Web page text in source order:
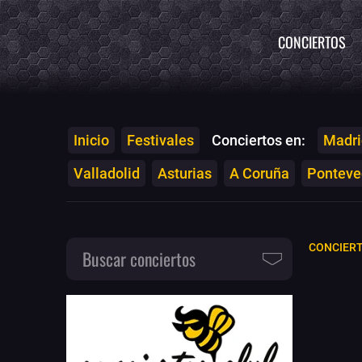
CONCIERTOS
Inicio Festivales Conciertos en:
Valladolid
Asturias A Coruña
Buscar conciertos